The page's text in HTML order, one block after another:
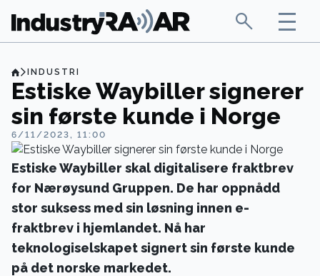
INDUSTRI
Estiske Waybiller signerer
sin første kunde i Norge
6/11/2023, 11:00
Estiske Waybiller skal digitalisere fraktbrev
for Nærøysund Gruppen. De har oppnådd
stor suksess med sin løsning innen e-
fraktbrev i hjemlandet. Nå har
teknologiselskapet signert sin første kunde
på det norske markedet.